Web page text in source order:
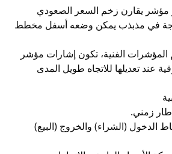
مؤشر يقارن زخم السعر الصعودي
في مذبذب يمكن وضعه أسفل مخطط
الفنية، تكون إشارات مؤشر
عند تعديلها للاتجاه طويل المدى
زمني.
الدخول (الشراء) والخروج (البيع)